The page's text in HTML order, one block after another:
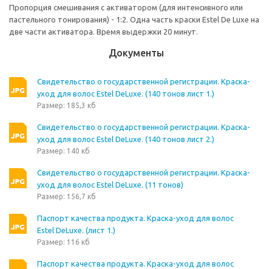
Пропорция смешивания с активатором (для интенсивного или
пастельного тонирования) - 1:2. Одна часть краски Estel De Luxe на
две части активатора. Время выдержки 20 минут.
Документы
Свидетельство о государственной регистрации. Краска-
уход для волос Estel DeLuxe. (140 тонов лист 1.)
Размер: 185,3 кб
Свидетельство о государственной регистрации. Краска-
уход для волос Estel DeLuxe. (140 тонов лист 2.)
Размер: 140 кб
Свидетельство о государственной регистрации. Краска-
уход для волос Estel DeLuxe. (11 тонов)
Размер: 156,7 кб
Паспорт качества продукта. Краска-уход для волос
Estel DeLuxe. (лист 1.)
Размер: 116 кб
Паспорт качества продукта. Краска-уход для волос